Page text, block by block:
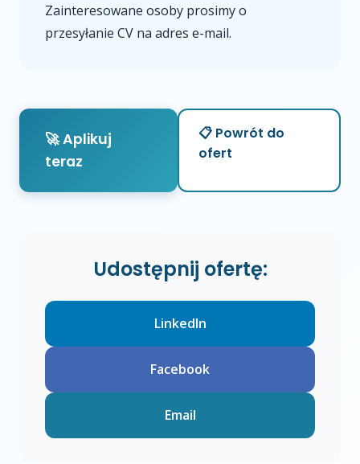
Zainteresowane osoby prosimy o
przesyłanie CV na adres e-mail.
🚀 Aplikuj
teraz
📋 Powrót do
ofert
Udostępnij ofertę:
LinkedIn
Facebook
Email